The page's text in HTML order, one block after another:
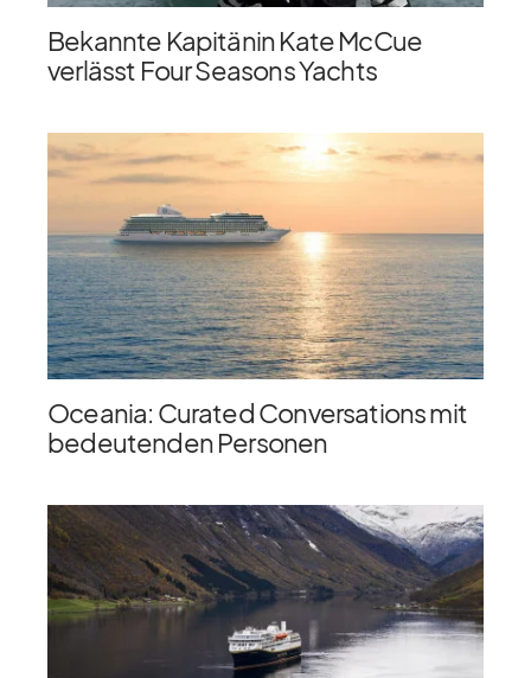
Bekannte Kapitänin Kate McCue
verlässt Four Seasons Yachts
Oceania: Curated Conversations mit
bedeutenden Personen